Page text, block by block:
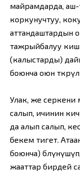
майрамдарда, аш-
коркунучтуу,
аттандаштардын
тажрыйбалуу
(калыстарды)
боюнча оюн
Улак, же серкени
салып, ичинин
да алып салып,
бекем тигет.
бо­юнча)
жааттар бирдей